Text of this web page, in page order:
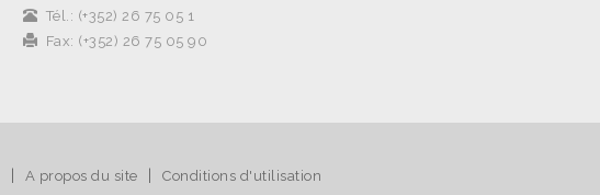
Tél.: (+352) 26 75 05 1
Fax: (+352) 26 75 05 90
A propos du site Conditions d'utilisation